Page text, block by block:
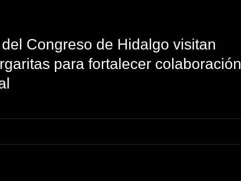
Congreso de Hidalgo visitan
para fortalecer colaboración